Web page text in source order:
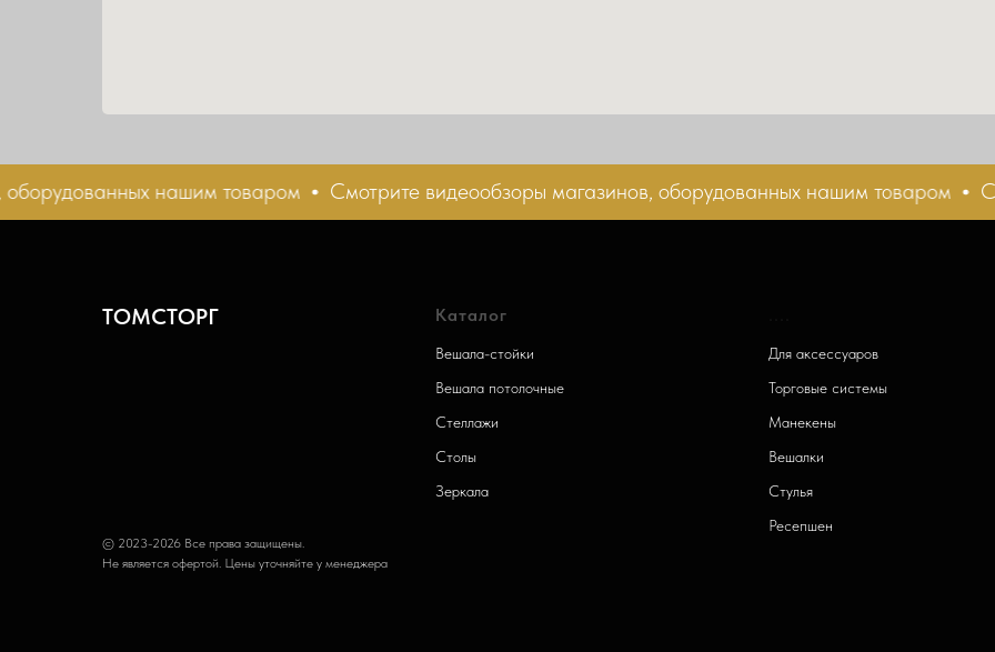
нашим товаром Смотрите видеообзоры магазинов, оборудованных нашим товаром
ТОМСТОРГ
© 2023-2026 Все права защищены.
Не является офертой. Цены уточняйте у менеджера
Каталог
Вешала-стойки
Вешала потолочные
Стеллажи
Столы
Зеркала
Для аксессуаров
Торговые системы
Манекены
Вешалки
Стулья
Ресепшен